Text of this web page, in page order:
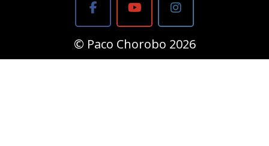
© Paco Chorobo 2026